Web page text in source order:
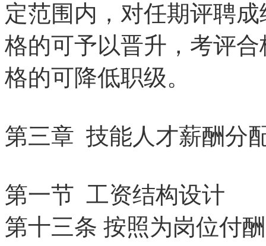
定范围内，对任期评聘
格的可予以晋升，考评
格的可降低职级。
第三章 技能人才薪酬分
第一节 工资结构设计
第十三条 按照为岗位付